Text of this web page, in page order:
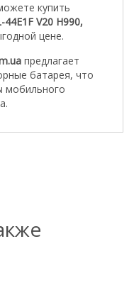
купить
V20 H990,
цене.
предлагает
батарея, что
мобильного